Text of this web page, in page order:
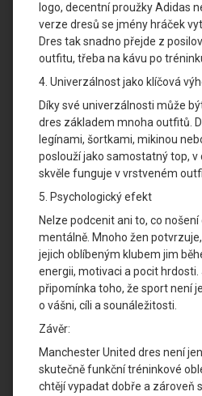
logo, decentní proužky Adidas
verze dresů se jmény hráček
Dres tak snadno přejde z
outfitu, třeba na kávu po
4. Univerzálnost jako klíčová
Díky své univerzálnosti může
dres základem mnoha outfitů.
legínami, šortkami, mikinou
poslouží jako samostatný top, v
skvěle funguje v vrstveném
5. Psychologický efekt
Nelze podcenit ani to, co
mentálně. Mnoho žen
jejich oblíbeným klubem jim
energii, motivaci a pocit
připomínka toho, že sport není
o vášni, cíli a sounáležitosti.
Závěr:
Manchester United dres není
skutečně funkční tréninkové
chtějí vypadat dobře a zároveň